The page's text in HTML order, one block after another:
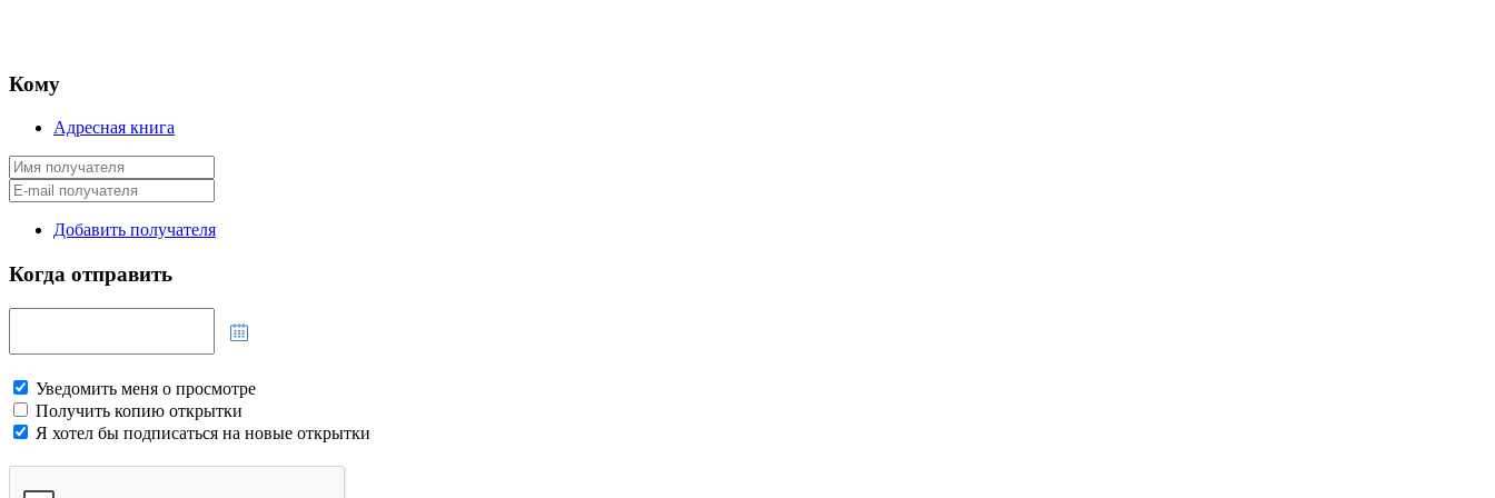
Кому
Адресная книга
Добавить получателя
Когда отправить
Уведомить меня о просмотре
Получить копию открытки
Я хотел бы подписаться на новые открытки